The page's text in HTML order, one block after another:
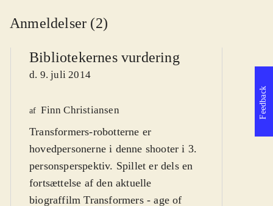
Anmeldelser (2)
Bibliotekernes vurdering
d. 9. juli 2014
af Finn Christiansen
Transformers-robotterne er
hovedpersonerne i denne shooter i 3.
personsperspektiv. Spillet er dels en
fortsættelse af den aktuelle
biograffilm Transformers - age of
Feedback